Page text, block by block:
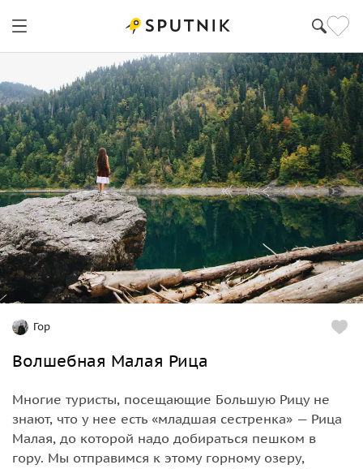
Гор
Волшебная Малая Рица
Многие туристы, посещающие Большую Рицу не
знают, что у нее есть «младшая сестренка» — Рица
Малая, до которой надо добираться пешком в
гору. Мы отправимся к этому горному озеру,